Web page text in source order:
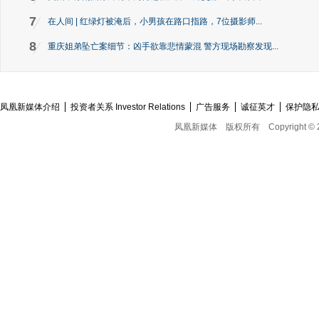
7 在人间 | 红绿灯被淹后，小男孩在路口指路，7位摄影师...
8 重庆姐弟坠亡案细节：凶手欲靠悲情蒙混 警方现场勘察发现...
凤凰新媒体介绍 投资者关系 Investor Relations 广告服务 诚征英才
保护隐
凤凰新媒体
版权所有 Copyright ©